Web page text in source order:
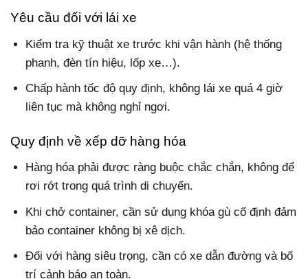
Yêu cầu đối với lái xe
Kiểm tra kỹ thuật xe trước khi vận hành (hệ thống
phanh, đèn tín hiệu, lốp xe…).
Chấp hành tốc độ quy định, không lái xe quá 4 giờ
liên tục mà không nghỉ ngơi.
Quy định về xếp dỡ hàng hóa
Hàng hóa phải được ràng buộc chắc chắn, không để
rơi rớt trong quá trình di chuyển.
Khi chở container, cần sử dụng khóa gù cố định đảm
bảo container không bị xê dịch.
Đối với hàng siêu trọng, cần có xe dẫn đường và bố
trí cảnh báo an toàn.